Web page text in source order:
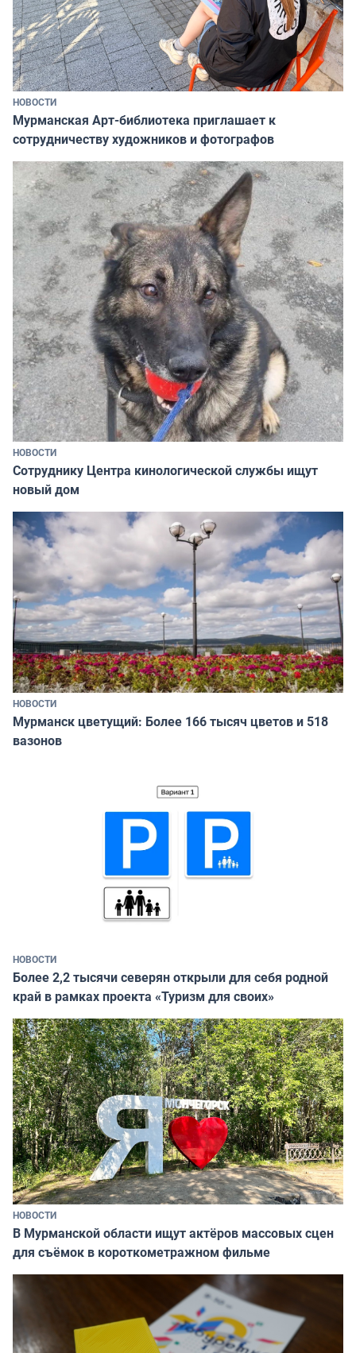
НОВОСТИ
Мурманская Арт-библиотека приглашает к
сотрудничеству художников и фотографов
НОВОСТИ
Сотруднику Центра кинологической службы ищут
новый дом
НОВОСТИ
Мурманск цветущий: Более 166 тысяч цветов и 518
вазонов
НОВОСТИ
Более 2,2 тысячи северян открыли для себя родной
край в рамках проекта «Туризм для своих»
НОВОСТИ
В Мурманской области ищут актёров массовых сцен
для съёмок в короткометражном фильме